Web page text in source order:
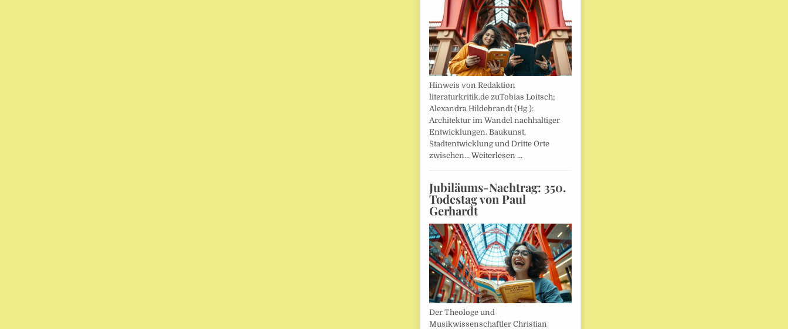
Hinweis von Redaktion
literaturkritik.de zuTobias Loitsch;
Alexandra Hildebrandt (Hg.):
Architektur im Wandel nachhaltiger
Entwicklungen. Baukunst,
Stadtentwicklung und Dritte Orte
zwischen… Weiterlesen …
Jubiläums-Nachtrag: 350.
Todestag von Paul
Gerhardt
Der Theologe und
Musikwissenschaftler Christian